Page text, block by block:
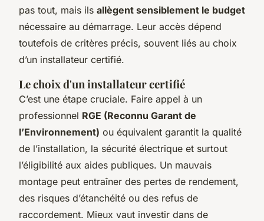
pas tout, mais ils allègent sensiblement le budget
nécessaire au démarrage. Leur accès dépend
toutefois de critères précis, souvent liés au choix
d’un installateur certifié.
Le choix d'un installateur certifié
C’est une étape cruciale. Faire appel à un
professionnel RGE (Reconnu Garant de
l’Environnement) ou équivalent garantit la qualité
de l’installation, la sécurité électrique et surtout
l’éligibilité aux aides publiques. Un mauvais
montage peut entraîner des pertes de rendement,
des risques d’étanchéité ou des refus de
raccordement. Mieux vaut investir dans de